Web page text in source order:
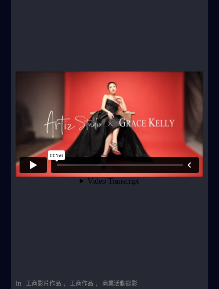
in 工商影片作品 , 工商作品 , 商業活動錄影